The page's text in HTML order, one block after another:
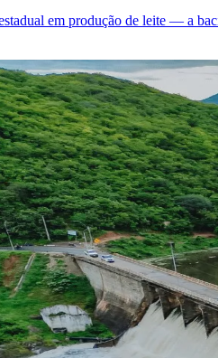
em produção de leite — a